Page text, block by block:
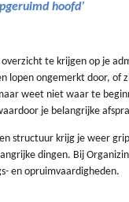
hoofd’
te krijgen op je
lopen ongemerkt door, of
weet niet waar te
je belangrijke
structuur krijg je weer
dingen. Bij
en opruimvaardigheden.